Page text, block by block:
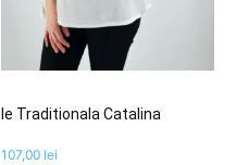
Ie Traditionala Catalina
107,00 lei